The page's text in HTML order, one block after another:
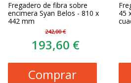
Fregadero de fibra sobre
encimera Syan Belos - 810 x
442 mm
242,00 €
193,60 €
Comprar
45